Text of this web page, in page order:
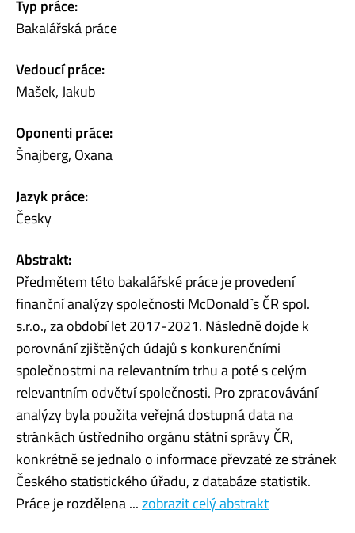
Typ práce:
Bakalářská práce
Vedoucí práce:
Mašek, Jakub
Oponenti práce:
Šnajberg, Oxana
Jazyk práce:
Česky
Abstrakt:
Předmětem této bakalářské práce je provedení
finanční analýzy společnosti McDonald`s ČR spol.
s.r.o., za období let 2017-2021. Následně dojde k
porovnání zjištěných údajů s konkurenčními
společnostmi na relevantním trhu a poté s celým
relevantním odvětví společnosti. Pro zpracovávání
analýzy byla použita veřejná dostupná data na
stránkách ústředního orgánu státní správy ČR,
konkrétně se jednalo o informace převzaté ze stránek
Českého statistického úřadu, z databáze statistik.
Práce je rozdělena ...zobrazit celý abstrakt